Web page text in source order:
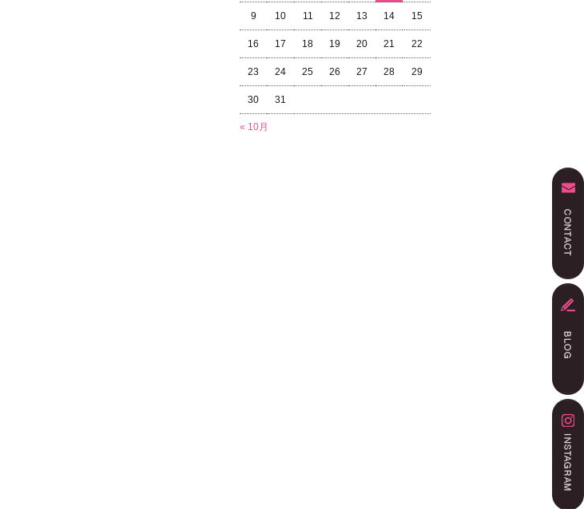
« 10月
9 10 11 12 13 14 15
16 17 18 19 20 21 22
23 24 25 26 27 28 29
30 31